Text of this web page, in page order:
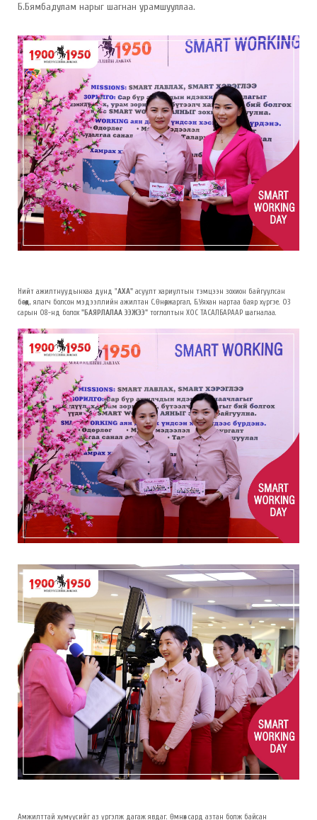
Б.Бямбадулам нарыг шагнан урамшууллаа.
Нийт ажилтнуудынхаа дунд "АХА" асуулт хариултын тэмцээн зохион байгуулсан
бөгөөд, ялагч болсон мэдээллийн ажилтан С.Өнөржаргал, Б.Уяхан нартаа баяр хүргэе. 03
сарын 08-нд болох "БАЯРЛАЛАА ЭЭЖЭЭ" тоглолтын ХОС ТАСАЛБАРААР шагналаа.
Амжилттай хүмүүсийг аз үргэлж дагаж явдаг. Өмнөх сард азтан болж байсан